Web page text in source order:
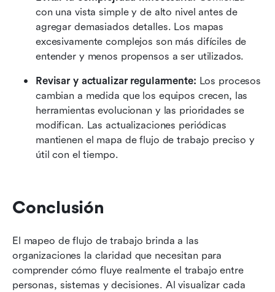
con una vista simple y de alto nivel antes de
agregar demasiados detalles. Los mapas
excesivamente complejos son más difíciles de
entender y menos propensos a ser utilizados.
Revisar y actualizar regularmente: Los procesos
cambian a medida que los equipos crecen, las
herramientas evolucionan y las prioridades se
modifican. Las actualizaciones periódicas
mantienen el mapa de flujo de trabajo preciso y
útil con el tiempo.
Conclusión
El mapeo de flujo de trabajo brinda a las
organizaciones la claridad que necesitan para
comprender cómo fluye realmente el trabajo entre
personas, sistemas y decisiones. Al visualizar cada